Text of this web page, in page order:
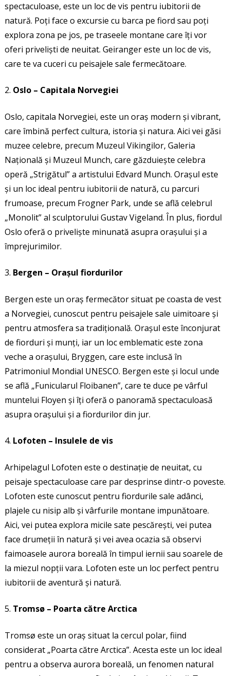
spectaculoase, este un loc de vis pentru iubitorii de
natură. Poți face o excursie cu barca pe fiord sau poți
explora zona pe jos, pe traseele montane care îți vor
oferi priveliști de neuitat. Geiranger este un loc de vis,
care te va cuceri cu peisajele sale fermecătoare.
Oslo – Capitala Norvegiei
Oslo, capitala Norvegiei, este un oraș modern și vibrant,
care îmbină perfect cultura, istoria și natura. Aici vei găsi
muzee celebre, precum Muzeul Vikingilor, Galeria
Națională și Muzeul Munch, care găzduiește celebra
operă „Strigătul” a artistului Edvard Munch. Orașul este
și un loc ideal pentru iubitorii de natură, cu parcuri
frumoase, precum Frogner Park, unde se află celebrul
„Monolit” al sculptorului Gustav Vigeland. În plus, fiordul
Oslo oferă o priveliște minunată asupra orașului și a
împrejurimilor.
Bergen – Orașul fiordurilor
Bergen este un oraș fermecător situat pe coasta de vest
a Norvegiei, cunoscut pentru peisajele sale uimitoare și
pentru atmosfera sa tradițională. Orașul este înconjurat
de fiorduri și munți, iar un loc emblematic este zona
veche a orașului, Bryggen, care este inclusă în
Patrimoniul Mondial UNESCO. Bergen este și locul unde
se află „Funicularul Floibanen”, care te duce pe vârful
muntelui Floyen și îți oferă o panoramă spectaculoasă
asupra orașului și a fiordurilor din jur.
Lofoten – Insulele de vis
Arhipelagul Lofoten este o destinație de neuitat, cu
peisaje spectaculoase care par desprinse dintr-o poveste.
Lofoten este cunoscut pentru fiordurile sale adânci,
plajele cu nisip alb și vârfurile montane impunătoare.
Aici, vei putea explora micile sate pescărești, vei putea
face drumeții în natură și vei avea ocazia să observi
faimoasele aurora boreală în timpul iernii sau soarele de
la miezul nopții vara. Lofoten este un loc perfect pentru
iubitorii de aventură și natură.
Tromsø – Poarta către Arctica
Tromsø este un oraș situat la cercul polar, fiind
considerat „Poarta către Arctica”. Acesta este un loc ideal
pentru a observa aurora boreală, un fenomen natural